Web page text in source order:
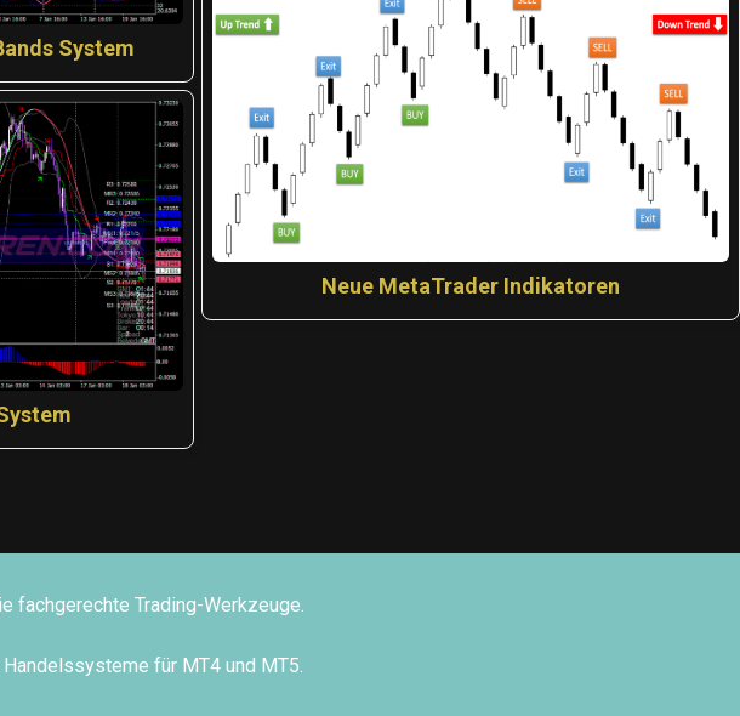
System
Neue MetaTrader Indikatoren
fachgerechte Trading-Werkzeuge.
für MT4 und MT5.